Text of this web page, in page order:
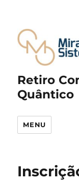
Retiro
Quântico
MENU